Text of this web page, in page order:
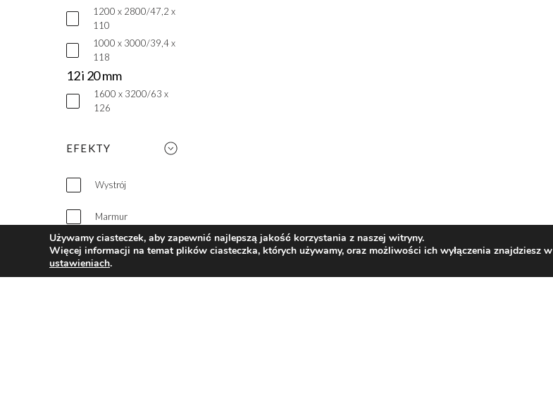
1200 x 2800/47,2 x
110
1000 x 3000/39,4 x
118
12 i 20 mm
1600 x 3200/63 x
126
EFEKTY
Wystrój
Marmur
Drewno
Cement
Używamy ciasteczek, aby zapewnić najlepszą jakość korzystania z naszej witryny.
Więcej informacji na temat plików ciasteczka, których używamy, oraz możliwości ich wyłączenia znajdziesz w
ustawieniach.